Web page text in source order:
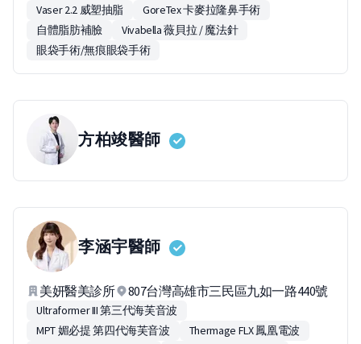
Vaser 2.2 威塑抽脂
GoreTex 卡麥拉隆鼻手術
自體脂肪補臉
Vivabella 薇貝拉 / 魔法針
眼袋手術/無痕眼袋手術
方柏竣醫師
李涵宇醫師
美妍醫美診所 807台灣高雄市三民區九如一路440號
Ultraformer III 第三代海芙音波
MPT 媚必提 第四代海芙音波
Thermage FLX 鳳凰電波